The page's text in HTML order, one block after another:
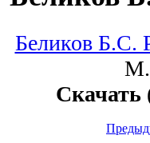
Беликов Б.С.
Скачать